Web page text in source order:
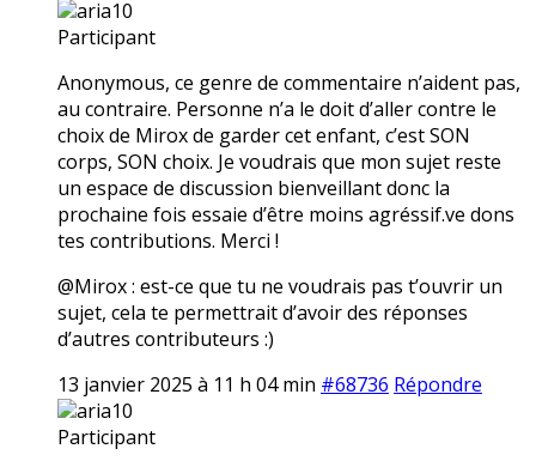
aria10
Participant
Anonymous, ce genre de commentaire n’aident pas,
au contraire. Personne n’a le doit d’aller contre le
choix de Mirox de garder cet enfant, c’est SON
corps, SON choix. Je voudrais que mon sujet reste
un espace de discussion bienveillant donc la
prochaine fois essaie d’être moins agréssif.ve dons
tes contributions. Merci !
@Mirox : est-ce que tu ne voudrais pas t’ouvrir un
sujet, cela te permettrait d’avoir des réponses
d’autres contributeurs :)
13 janvier 2025 à 11 h 04 min #68736 Répondre
aria10
Participant